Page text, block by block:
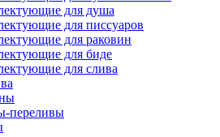
для душа
для писсуаров
для раковин
для биде
для слива
переливы